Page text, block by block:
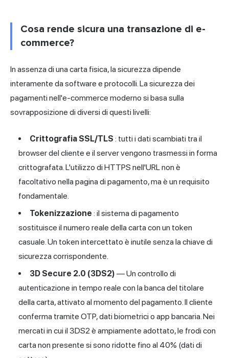
Cosa rende sicura una transazione di e-
commerce?
In assenza di una carta fisica, la sicurezza dipende
interamente da software e protocolli. La sicurezza dei
pagamenti nell'e-commerce moderno si basa sulla
sovrapposizione di diversi di questi livelli:
Crittografia SSL/TLS : tutti i dati scambiati tra il
browser del cliente e il server vengono trasmessi in forma
crittografata. L'utilizzo di HTTPS nell'URL non è
facoltativo nella pagina di pagamento, ma è un requisito
fondamentale.
Tokenizzazione : il sistema di pagamento
sostituisce il numero reale della carta con un token
casuale. Un token intercettato è inutile senza la chiave di
sicurezza corrispondente.
3D Secure 2.0 (3DS2) — Un controllo di
autenticazione in tempo reale con la banca del titolare
della carta, attivato al momento del pagamento. Il cliente
conferma tramite OTP, dati biometrici o app bancaria. Nei
mercati in cui il 3DS2 è ampiamente adottato, le frodi con
carta non presente si sono ridotte fino al 40% (dati di